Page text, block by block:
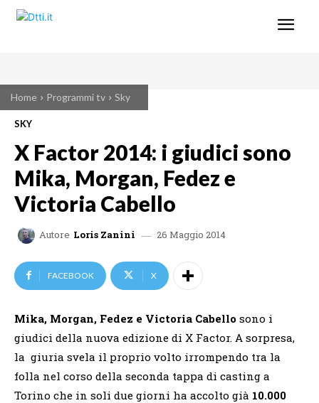
Home Programmi tv Sky
SKY
X Factor 2014: i giudici sono
Mika, Morgan, Fedez e
Victoria Cabello
Autore Loris Zanini 26 Maggio 2014
FACEBOOK X
Mika, Morgan, Fedez e Victoria Cabello sono i
giudici della nuova edizione di X Factor. A sorpresa,
la giuria svela il proprio volto irrompendo tra la
folla nel corso della seconda tappa di casting a
Torino che in soli due giorni ha accolto già 10.000